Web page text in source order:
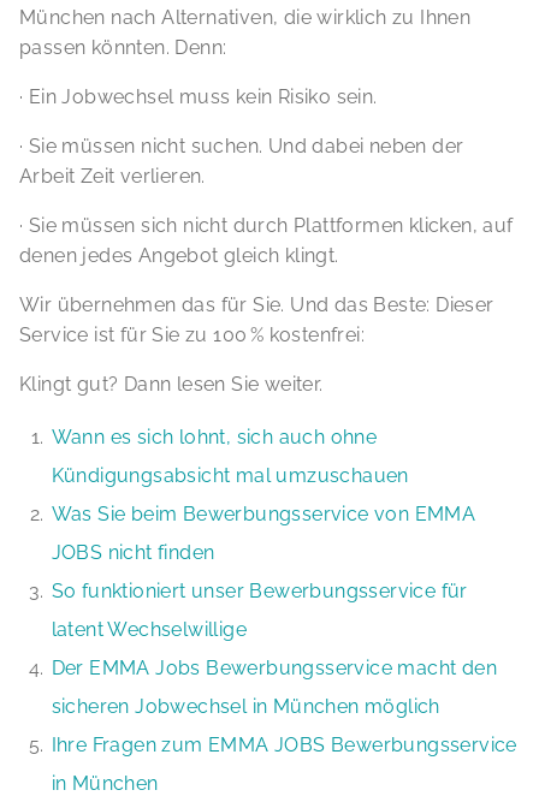
München nach Alternativen, die wirklich zu Ihnen
passen könnten. Denn:
· Ein Jobwechsel muss kein Risiko sein.
· Sie müssen nicht suchen. Und dabei neben der
Arbeit Zeit verlieren.
· Sie müssen sich nicht durch Plattformen klicken, auf
denen jedes Angebot gleich klingt.
Wir übernehmen das für Sie. Und das Beste: Dieser
Service ist für Sie zu 100 % kostenfrei:
Klingt gut? Dann lesen Sie weiter.
Wann es sich lohnt, sich auch ohne
Kündigungsabsicht mal umzuschauen
Was Sie beim Bewerbungsservice von EMMA
JOBS nicht finden
So funktioniert unser Bewerbungsservice für
latent Wechselwillige
Der EMMA Jobs Bewerbungsservice macht den
sicheren Jobwechsel in München möglich
Ihre Fragen zum EMMA JOBS Bewerbungsservice
in München